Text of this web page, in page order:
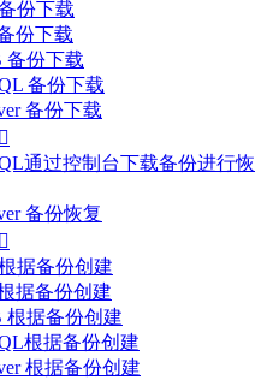
份下载
份下载
备份下载
备份下载
备份下载

通过控制台下载备份进行恢
备份恢复

据备份创建
据备份创建
根据备份创建
根据备份创建
根据备份创建